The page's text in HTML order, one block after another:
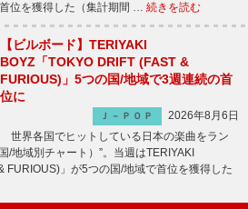
位を獲得した（集計期間 … 続きを読む
【ビルボード】TERIYAKI
BOYZ「TOKYO DRIFT (FAST &
FURIOUS)」5つの国/地域で3週連続の首
位に
Ｊ－ＰＯＰ
2026年8月6日
世界各国でヒットしている日本の楽曲をラン
/地域別チャート）”。当週はTERIYAKI
FURIOUS)」が5つの国/地域で首位を獲得した